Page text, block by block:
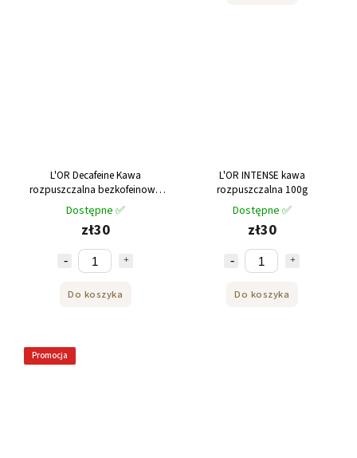
L'OR Decafeine Kawa
rozpuszczalna bezkofeinowa
100g
Dostępne ✅
zł30
Do koszyka
L'OR INTENSE kawa
rozpuszczalna 100g
Dostępne ✅
zł30
Do koszyka
Promocja